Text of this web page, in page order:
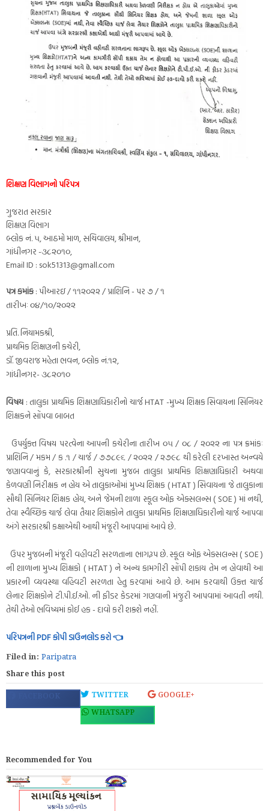
શિક્ષણ વિભાગનો પરિપત્ર
ગુજરાત સરકાર
શિક્ષણ વિભાગ
બ્લોક નં. ૫, આઠમો માળ, સચિવાલય, શ્રીમાન,
ગાંધીનગર -૩૮૨૦૧૦,
Email ID : sok51313@gmall.com
પત્ર કમાંક: પીઆરઇ / ૧૧૨૦૨૨ / પ્રાશિનિ - પર ૭ / ૧
તારીખઃ ૦૪/૧૦/૨૦૨૨
પ્રતિ. નિયામકશ્રી,
પ્રાથમિક શિક્ષણની કચેરી,
ડૉ. જીવરાજ મહેતા ભવન, બ્લોક નં.૧૨,
ગાંધીનગર- ૩૮૨૦૧૦
વિષય : તાલુકા પ્રાથમિક શિક્ષણાધિકારીનો ચાર્જ HTAT -મુખ્ય શિક્ષક સિવાયના સિનિયર
શિક્ષકને સોંપવા બાબત
ઉપર્યુક્ત વિષય પરત્વેના આપની કચેરીના તારીખ ૦૫ / ૦૮ / ૨૦૨૨ ના પત્ર ક્રમાંકઃ
પ્રાશિનિ / મકમ / ક .૧ / ચાર્જ / ૭૭૮૯૬ / ૨૦૨૨ / ૨૭૯૮ થી કરેલી દરખાસ્ત અન્વયે
જણાવવાનું કે, સરકારશ્રીની સુચના મુજબ તાલુકા પ્રાથમિક શિક્ષણાધિકારી અથવા
કેળવણી નિરીક્ષક ન હોય એ તાલુકાઓમાં મુખ્ય શિક્ષક ( HTAT ) સિવાયના જે તાલુકાના
સૌથી સિનિયર શિક્ષક હોય, અને જેમની શાળા સ્કૂલ ઓફ એક્સલન્સ ( SOE ) માં નથી,
તેવા સ્વૈચ્છિક ચાર્જ લેવા તૈયાર શિક્ષકોને તાલુકા પ્રાથમિક શિક્ષણાધિકારીનો ચાર્જ આપવા
અંગે સરકારશ્રી કક્ષાએથી આથી મંજૂરી આપવામાં આવે છે.
ઉપર મુજબની મંજૂરી વહીવટી સરળતાના ભાગરૂપ છે. સ્કૂલ ઓફ એક્સલન્સ ( SOE )
ની શાળાના મુખ્ય શિક્ષકો ( HTAT ) ને અન્ય કામગીરી સોંપી શકાય તેમ ન હોવાથી આ
પ્રકારની વ્યવસ્થા વહિવટી સરળતા હેતુ કરવામાં આવે છે. આમ કરવાથી ઉક્ત ચાર્જ
લેનાર શિક્ષકોને ટી.પી.ઈ.ઓ. ની ફીડર કેડરમાં ગણવાની મંજુરી આપવામાં આવતી નથી.
તેથી તેઓ ભવિષ્યમાં કોઈ હક - દાવો કરી શક્શે નહીં.
પરિપત્રની PDF કોપી ડાઉનલોડ કરો 👈
Filed in: Paripatra
Share this post
FACEBOOK TWITTER
GOOGLE+
WHATSAPP
Recommended for You